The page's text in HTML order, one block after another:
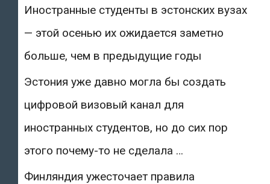
Иностранные студенты в эстонских вузах
— этой осенью их ожидается заметно
больше, чем в предыдущие годы
Эстония уже давно могла бы создать
цифровой визовый канал для
иностранных студентов, но до сих пор
этого почему-то не сделала …
Финляндия ужесточает правила